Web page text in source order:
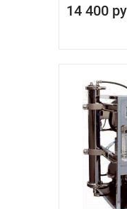
14 400